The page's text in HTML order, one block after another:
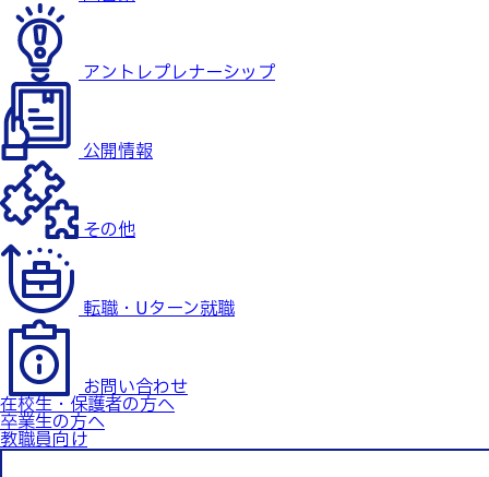
アントレプレナーシップ
公開情報
その他
転職・Uターン就職
お問い合わせ
在校生・保護者の方へ
卒業生の方へ
教職員向け